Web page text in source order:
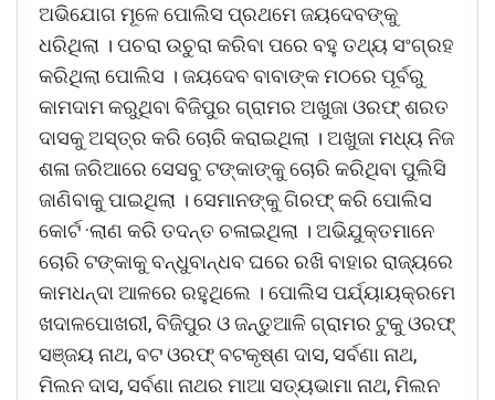
ଅଭିଯୋଗ ମୂଳେ ପୋଲିସ ପ୍ରଥମେ ଜୟଦେବଙ୍କୁ
ଧରିଥିଲା । ପଚରା ଉଚୁରା କରିବା ପରେ ବହୁ ତଥ୍ୟ ସଂଗ୍ରହ
କରିଥିଲା ପୋଲିସ । ଜୟଦେବ ବାବାଙ୍କ ମଠରେ ପୂର୍ବରୁ
କାମଦାମ କରୁଥିବା ବିଜିପୁର ଗ୍ରାମର ଅଖୁଜା ଓରଫ୍ ଶରତ
ଦାସକୁ ଅସ୍ତ୍ର କରି ଚୋରି କରାଇଥିଲା । ଅଖୁଜା ମଧ୍ୟ ନିଜ
ଶଳା ଜରିଆରେ ସେସବୁ ଟଙ୍କାଙ୍କୁ ଚୋରି କରିଥିବା ପୁଲିସି
ଜାଣିବାକୁ ପାଇଥିଲା । ସେମାନଙ୍କୁ ଗିରଫ୍ କରି ପୋଲିସ
କୋର୍ଟ ·ଲାଣ କରି ତଦନ୍ତ ଚଳାଇଥିଲା । ଅଭିଯୁକ୍ତମାନେ
ଚୋରି ଟଙ୍କାକୁ ବନ୍ଧୁବାନ୍ଧବ ଘରେ ରଖି ବାହାର ରାଜ୍ୟରେ
କାମଧନ୍ଦା ଆଳରେ ରହୁଥିଲେ । ପୋଲିସ ପର୍ଯ୍ୟାୟକ୍ରମେ
ଖଦାଳପୋଖରୀ, ବିଜିପୁର ଓ ଜନ୍ତୁଆଳି ଗ୍ରାମର ଟୁକୁ ଓରଫ୍
ସଞ୍ଜୟ ନାଥ, ବଟ ଓରଫ୍ ବଟକୃଷ୍ଣ ଦାସ, ସର୍ବଣା ନାଥ,
ମିଲନ ଦାସ, ସର୍ବଣା ନାଥର ମାଆ ସତ୍ୟଭାମା ନାଥ, ମିଲନ